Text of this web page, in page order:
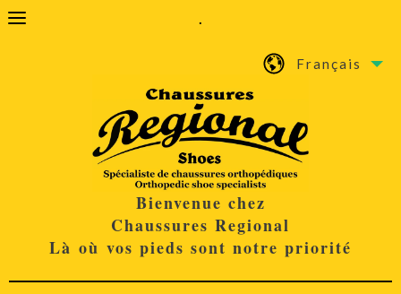
.
Français
Bienvenue chez
Chaussures Regional
Là où vos pieds sont notre priorité